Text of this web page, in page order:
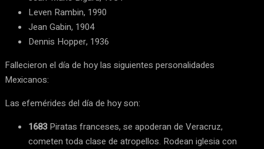
Leven Rambin, 1990
Jean Gabin, 1904
Dennis Hopper, 1936
Fallecieron el día de hoy las siguientes personalidades
Mexicanos:
Las efemérides del día de hoy son:
1683Piratas franceses, se apoderan de Veracruz,
cometen toda clase de atropellos. Rodean iglesia con